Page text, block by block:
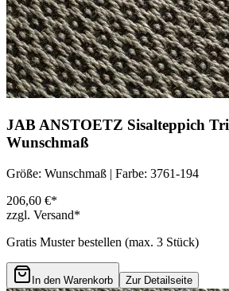
JAB ANSTOETZ Sisalteppich
Wunschmaß
Größe: Wunschmaß | Farbe: 3761-194
206,60 €*
zzgl. Versand*
Gratis Muster bestellen (max. 3 Stück)
In den Warenkorb Zur Detailseite